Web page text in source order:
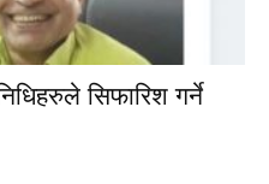
सिफारिश गर्ने